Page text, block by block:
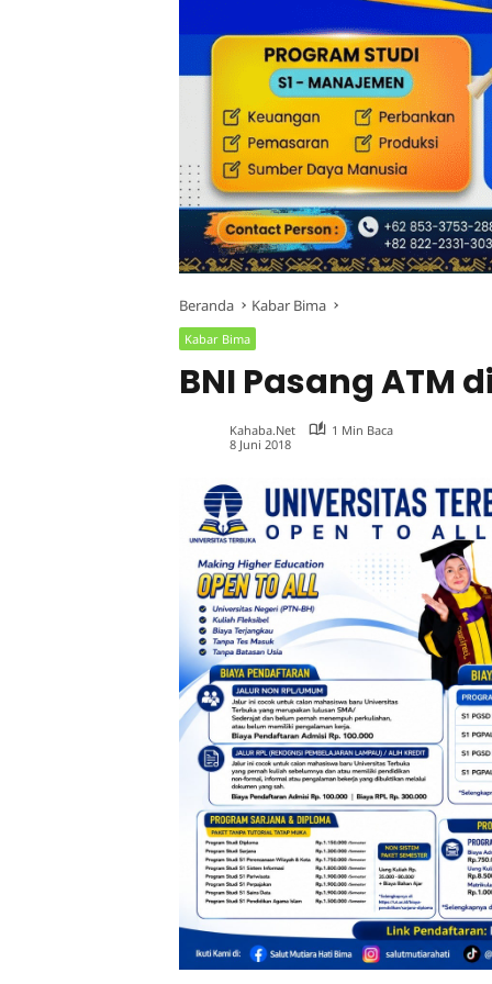
Beranda Kabar Bima
Kabar Bima
BNI Pasang ATM
Kahaba.net
1 Min Baca
8 Juni 2018